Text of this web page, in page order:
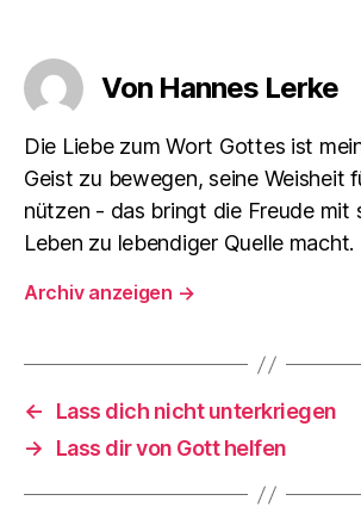
Von Hannes Lerke
Die Liebe zum Wort Gottes ist
Geist zu bewegen, seine Weisheit
nützen - das bringt die Freude mit
Leben zu lebendiger Quelle macht.
Archiv anzeigen →
←
Lass dich nicht unterkriegen
→
Lass dir von Gott helfen